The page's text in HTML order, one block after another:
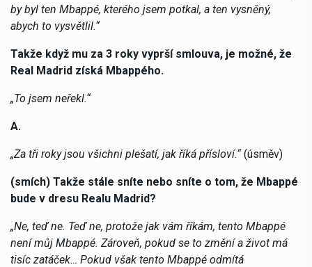
by byl ten Mbappé, kterého jsem potkal, a ten vysněný,
abych to vysvětlil.“
Takže když mu za 3 roky vyprší smlouva, je možné, že
Real Madrid získá Mbappého.
„To jsem neřekl.“
A.
„Za tři roky jsou všichni plešatí, jak říká přísloví.“(úsměv)
(smích) Takže stále sníte nebo sníte o tom, že Mbappé
bude v dresu Realu Madrid?
„Ne, teď ne. Teď ne, protože jak vám říkám, tento Mbappé
není můj Mbappé. Zároveň, pokud se to změní a život má
tisíc zatáček… Pokud však tento Mbappé odmítá